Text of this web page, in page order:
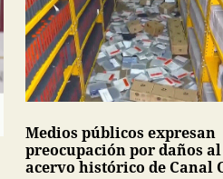
Medios públicos expresan
preocupación por daños al
acervo histórico de Canal